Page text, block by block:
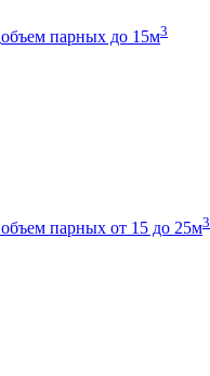
объем парных до 15м3
объем парных от 15 до 25м3